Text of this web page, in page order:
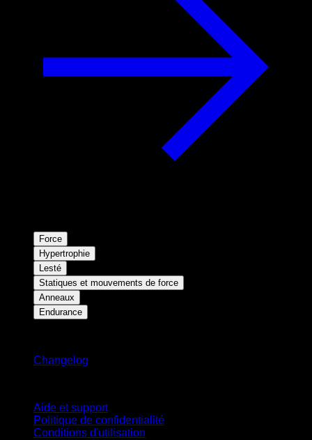
Force
Hypertrophie
Lesté
Statiques et mouvements de force
Anneaux
Endurance
Changelog
Aide et support
Politique de confidentialité
Conditions d'utilisation